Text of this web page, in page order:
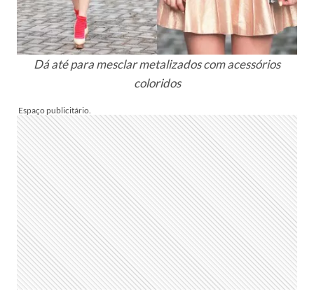
Dá até para mesclar metalizados com acessórios
coloridos